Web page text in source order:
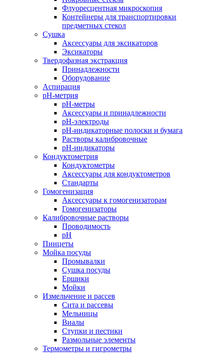
Флуоресцентная микроскопия
Контейнеры для транспортировки
предметных стекол
Сушка
Аксессуары для эксикаторов
Эксикаторы
Твердофазная экстракция
Принадлежности
Оборудование
Аспирация
pH-метрия
pH-метры
Аксессуары и принадлежности
pH-электроды
pH-индикаторные полоски и бумага
Растворы калибровочные
pH-индикаторы
Кондуктометрия
Кондуктометры
Аксессуары для кондуктометров
Стандарты
Гомогенизация
Аксессуары к гомогенизаторам
Гомогенизаторы
Калибровочные растворы
Проводимость
pH
Пинцеты
Мойка посуды
Промывалки
Сушка посуды
Ершики
Мойки
Измельчение и рассев
Сита и рассевы
Мельницы
Виалы
Ступки и пестики
Размольные элементы
Термометры и гигрометры